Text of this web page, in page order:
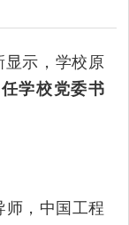
示，学校原
学校党委书
，中国工程